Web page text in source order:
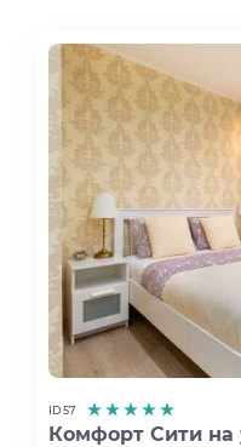
ID 57
Комфорт Сити на